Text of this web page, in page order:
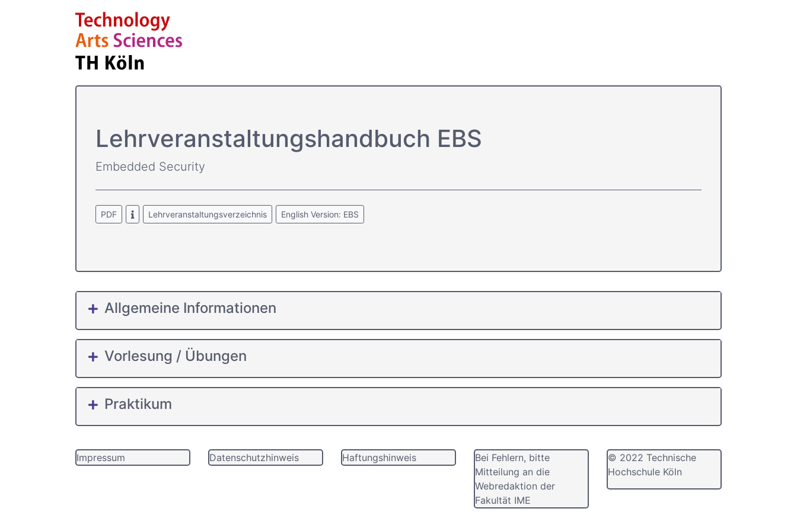
Lehrver­anstaltungs­handbuch EBS
Embedded Security
PDF Lehrveranstaltungsverzeichnis English Version: EBS
Allgemeine Informationen
Vorlesung / Übungen
Praktikum
Impressum Datenschutzhinweis Haftungshinweis
Bei Fehlern, bitte
Mitteilung an die
Webredaktion der
Fakultät IME
© 2022 Technische
Hochschule Köln